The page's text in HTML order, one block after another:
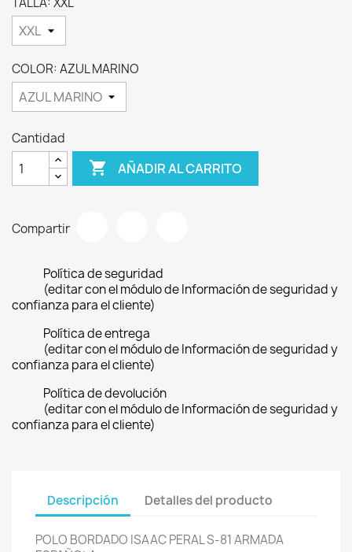
COLOR: AZUL MARINO
Cantidad
 AÑADIR AL CARRITO
Compartir
Política de seguridad
(editar con el módulo de Información de seguridad y
confianza para el cliente)
Política de entrega
(editar con el módulo de Información de seguridad y
confianza para el cliente)
Política de devolución
(editar con el módulo de Información de seguridad y
confianza para el cliente)
Descripción Detalles del producto
POLO BORDADO ISAAC PERAL S-81 ARMADA